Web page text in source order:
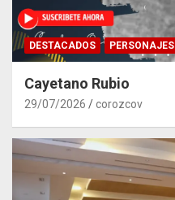
DESTACADOS PERSONAJES
Cayetano Rubio
29/07/2026 corozcov